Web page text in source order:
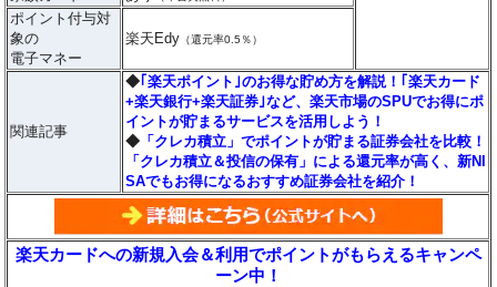
ポイント付与対
象の
電子マネー
楽天Edy （還元率0.5％）
関連記事
◆｢楽天ポイント｣のお得な貯め方を解説！｢楽天カード
+楽天銀行+楽天証券｣など、楽天市場のSPUでお得にポ
イントが貯まるサービスを活用しよう！
◆ 「クレカ積立」でポイントが貯まる証券会社を比較！
「クレカ積立＆投信の保有」による還元率が高く、新NI
SAでもお得になるおすすめ証券会社を紹介！
楽天カードへの新規入会＆利用でポイントがもらえるキャンペ
ーン中！